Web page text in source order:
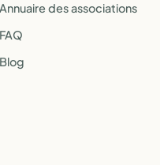
Annuaire des associations
FAQ
Blog